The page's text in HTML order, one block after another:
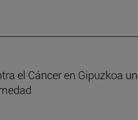
el Cáncer en Gipuzkoa